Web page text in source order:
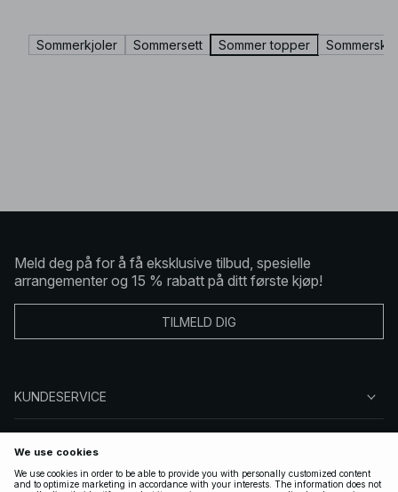
Sommerkjoler Sommersett Sommer topper
Meld deg på for å få eksklusive tilbud, spesielle
arrangementer og 15 % rabatt på ditt første kjøp!
TILMELD DIG
KUNDESERVICE
FØLG OSS